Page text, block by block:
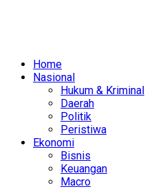
Home
Nasional
Hukum & Kriminal
Daerah
Politik
Peristiwa
Ekonomi
Bisnis
Keuangan
Macro